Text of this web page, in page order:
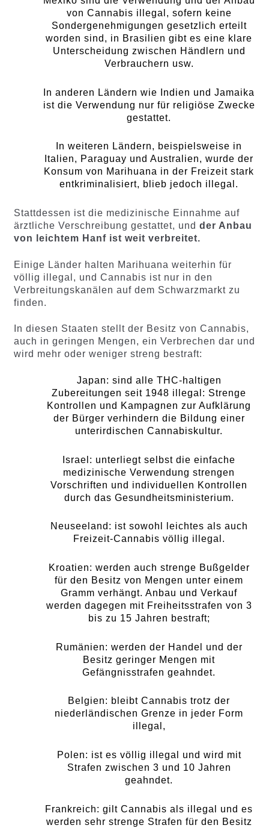
von Cannabis illegal, sofern keine
Sondergenehmigungen gesetzlich erteilt
worden sind, in Brasilien gibt es eine klare
Unterscheidung zwischen Händlern und
Verbrauchern usw.
In anderen Ländern wie Indien und Jamaika
ist die Verwendung nur für religiöse Zwecke
gestattet.
In weiteren Ländern, beispielsweise in
Italien, Paraguay und Australien, wurde der
Konsum von Marihuana in der Freizeit stark
entkriminalisiert, blieb jedoch illegal.
Stattdessen ist die medizinische Einnahme auf
ärztliche Verschreibung gestattet, und der Anbau
von leichtem Hanf ist weit verbreitet.
Einige Länder halten Marihuana weiterhin für
völlig illegal, und Cannabis ist nur in den
Verbreitungskanälen auf dem Schwarzmarkt zu
finden.
In diesen Staaten stellt der Besitz von Cannabis,
auch in geringen Mengen, ein Verbrechen dar und
wird mehr oder weniger streng bestraft:
Japan: sind alle THC-haltigen
Zubereitungen seit 1948 illegal: Strenge
Kontrollen und Kampagnen zur Aufklärung
der Bürger verhindern die Bildung einer
unterirdischen Cannabiskultur.
Israel: unterliegt selbst die einfache
medizinische Verwendung strengen
Vorschriften und individuellen Kontrollen
durch das Gesundheitsministerium.
Neuseeland: ist sowohl leichtes als auch
Freizeit-Cannabis völlig illegal.
Kroatien: werden auch strenge Bußgelder
für den Besitz von Mengen unter einem
Gramm verhängt. Anbau und Verkauf
werden dagegen mit Freiheitsstrafen von 3
bis zu 15 Jahren bestraft;
Rumänien: werden der Handel und der
Besitz geringer Mengen mit
Gefängnisstrafen geahndet.
Belgien: bleibt Cannabis trotz der
niederländischen Grenze in jeder Form
illegal,
Polen: ist es völlig illegal und wird mit
Strafen zwischen 3 und 10 Jahren
geahndet.
Frankreich: gilt Cannabis als illegal und es
werden sehr strenge Strafen für den Besitz